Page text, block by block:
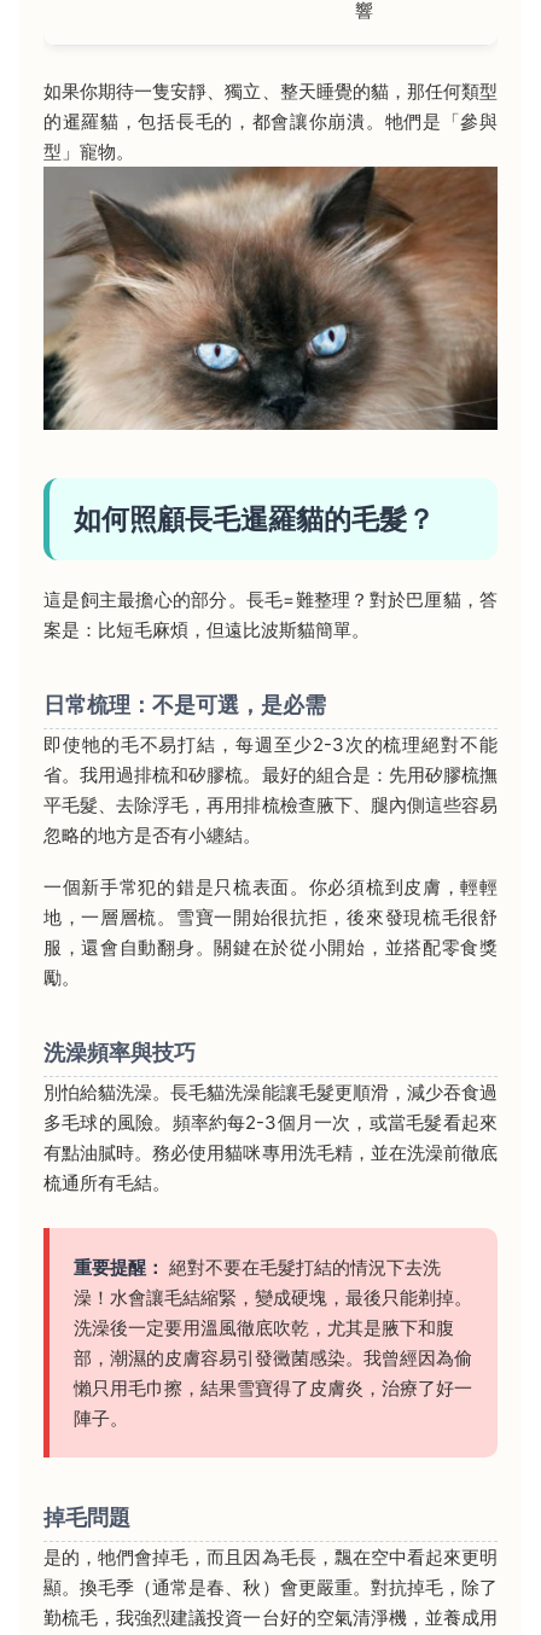
響
如果你期待一隻安靜、獨立、整天睡覺的貓，那任何類型
的暹羅貓，包括長毛的，都會讓你崩潰。牠們是「參與
型」寵物。
如何照顧長毛暹羅貓的毛髮？
這是飼主最擔心的部分。長毛=難整理？對於巴厘貓，答
案是：比短毛麻煩，但遠比波斯貓簡單。
日常梳理：不是可選，是必需
即使牠的毛不易打結，每週至少2-3次的梳理絕對不能
省。我用過排梳和矽膠梳。最好的組合是：先用矽膠梳撫
平毛髮、去除浮毛，再用排梳檢查腋下、腿內側這些容易
忽略的地方是否有小纏結。
一個新手常犯的錯是只梳表面。你必須梳到皮膚，輕輕
地，一層層梳。雪寶一開始很抗拒，後來發現梳毛很舒
服，還會自動翻身。關鍵在於從小開始，並搭配零食獎
勵。
洗澡頻率與技巧
別怕給貓洗澡。長毛貓洗澡能讓毛髮更順滑，減少吞食過
多毛球的風險。頻率約每2-3個月一次，或當毛髮看起來
有點油膩時。務必使用貓咪專用洗毛精，並在洗澡前徹底
梳通所有毛結。
重要提醒： 絕對不要在毛髮打結的情況下去洗
澡！水會讓毛結縮緊，變成硬塊，最後只能剃掉。
洗澡後一定要用溫風徹底吹乾，尤其是腋下和腹
部，潮濕的皮膚容易引發黴菌感染。我曾經因為偷
懶只用毛巾擦，結果雪寶得了皮膚炎，治療了好一
陣子。
掉毛問題
是的，牠們會掉毛，而且因為毛長，飄在空中看起來更明
顯。換毛季（通常是春、秋）會更嚴重。對抗掉毛，除了
勤梳毛，我強烈建議投資一台好的空氣清淨機，並養成用